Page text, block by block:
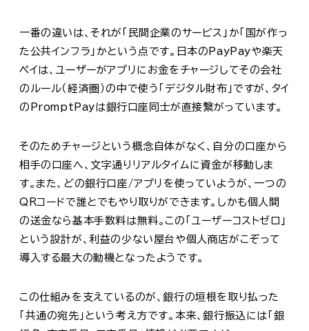
一番の違いは、それが「民間企業のサービス」か「国が作っ
た公共インフラ」かという点です。日本のPayPayや楽天
ペイは、ユーザーがアプリにお金をチャージしてその会社
のルール（経済圏）の中で使う「デジタル財布」ですが、タイ
のPromptPayは銀行口座同士が直接繋がっています。
そのためチャージという概念自体がなく、自分の口座から
相手の口座へ、文字通りリアルタイムに資金が移動しま
す。また、どの銀行口座/アプリを使っていようが、一つの
QRコードで誰とでもやり取りができます。しかも個人間
の送金なら基本手数料は無料。この「ユーザーコストゼロ」
という設計が、利益の少ない屋台や個人商店がこぞって
導入する最大の動機となったようです。
この仕組みを支えているのが、銀行の垣根を取り払った
「共通の宛先」という考え方です。本来、銀行振込には「銀